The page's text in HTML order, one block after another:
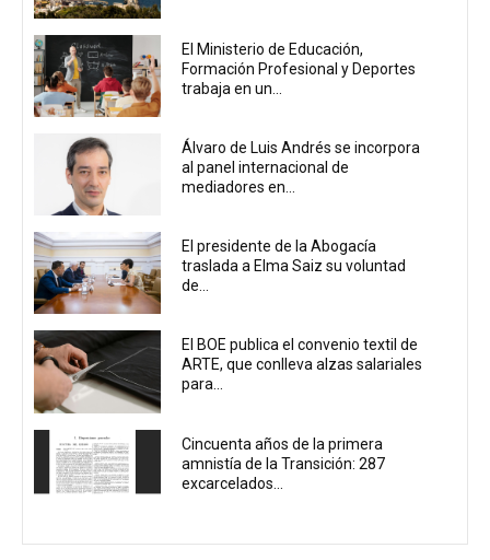
El Ministerio de Educación,
Formación Profesional y Deportes
trabaja en un...
Álvaro de Luis Andrés se incorpora
al panel internacional de
mediadores en...
El presidente de la Abogacía
traslada a Elma Saiz su voluntad
de...
El BOE publica el convenio textil de
ARTE, que conlleva alzas salariales
para...
Cincuenta años de la primera
amnistía de la Transición: 287
excarcelados...